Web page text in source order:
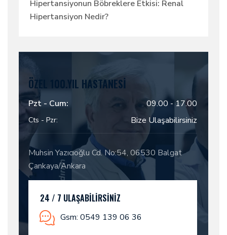
Hipertansiyonun Böbreklere Etkisi: Renal
Hipertansiyon Nedir?
ÖZEL 100.YIL HASTANESI
Pzt - Cum: 09.00 - 17.00
Cts - Pzr: Bize Ulaşabilirsiniz
Muhsin Yazıcıoğlu Cd. No:54, 06530 Balgat
Çankaya/Ankara
24 / 7 ULAŞABILIRSINIZ
Gsm: 0549 139 06 36